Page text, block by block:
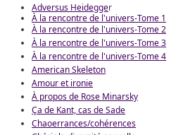
Adversus Heidegger
À la rencontre de l'univers-Tome 1
À la rencontre de l'univers-Tome 2
À la rencontre de l'univers-Tome 3
À la rencontre de l'univers-Tome 4
American Skeleton
Amour et ironie
À propos de Rose Minarsky
Ça de Kant, cas de Sade
Chaoerrances/cohérences